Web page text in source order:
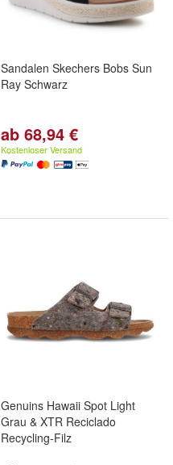
Sandalen Skechers Bobs Sun
Ray Schwarz
ab 68,94 €
Kostenloser Versand
Genuins Hawaii Spot Light
Grau & XTR Reciclado
Recycling-Filz